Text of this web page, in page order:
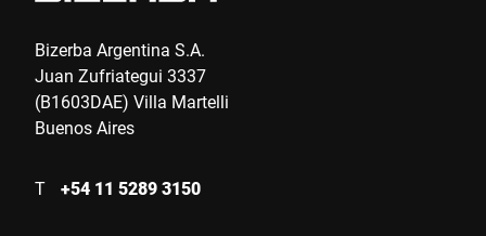
Bizerba Argentina S.A.
Juan Zufriategui 3337
(B1603DAE) Villa Martelli
Buenos Aires
T +54 11 5289 3150